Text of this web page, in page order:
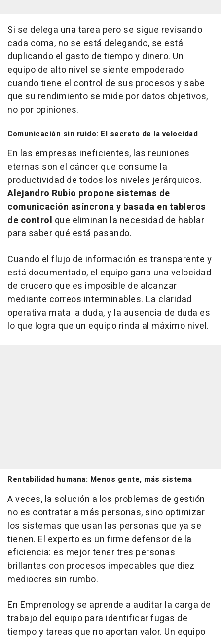
Si se delega una tarea pero se sigue revisando
cada coma, no se está delegando, se está
duplicando el gasto de tiempo y dinero. Un
equipo de alto nivel se siente empoderado
cuando tiene el control de sus procesos y sabe
que su rendimiento se mide por datos objetivos,
no por opiniones.
Comunicación sin ruido: El secreto de la velocidad
En las empresas ineficientes, las reuniones
eternas son el cáncer que consume la
productividad de todos los niveles jerárquicos.
Alejandro Rubio propone sistemas de
comunicación asíncrona y basada en tableros
de control que eliminan la necesidad de hablar
para saber qué está pasando.
Cuando el flujo de información es transparente y
está documentado, el equipo gana una velocidad
de crucero que es imposible de alcanzar
mediante correos interminables. La claridad
operativa mata la duda, y la ausencia de duda es
lo que logra que un equipo rinda al máximo nivel.
Rentabilidad humana: Menos gente, más sistema
A veces, la solución a los problemas de gestión
no es contratar a más personas, sino optimizar
los sistemas que usan las personas que ya se
tienen. El experto es un firme defensor de la
eficiencia: es mejor tener tres personas
brillantes con procesos impecables que diez
mediocres sin rumbo.
En Emprenology se aprende a auditar la carga de
trabajo del equipo para identificar fugas de
tiempo y tareas que no aportan valor. Un equipo